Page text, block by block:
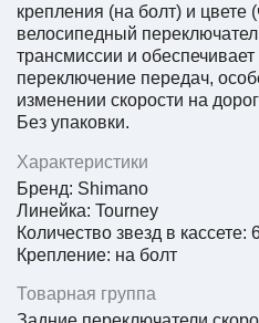
крепления (на болт) и цвете
велосипедный
трансмиссии и
переключение передач,
изменении скорости на
Без упаковки.
Характеристики
Бренд: Shimano
Линейка: Tourney
Количество звезд в кассете:
Крепление: на болт
Товарная группа